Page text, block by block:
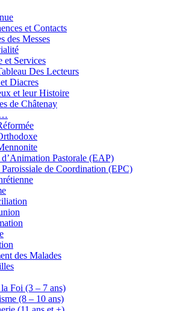
et Contacts
des Messes
et Services
Des Lecteurs
Diacres
et leur Histoire
de Châtenay
…
Pastorale (EAP)
de Coordination (EPC)
des Malades
Foi (3 – 7 ans)
(8 – 10 ans)